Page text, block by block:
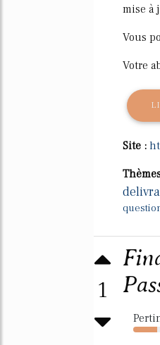
mise à
Vous
Votre
Site :
1
48%